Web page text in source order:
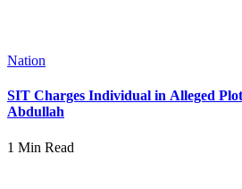
Nation
SIT Charges Individual in Alleged
Abdullah
1 Min Read